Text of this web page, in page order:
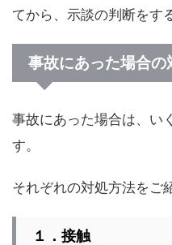
てから、示談の判断をす
事故にあった場合の
事故にあった場合は、い
す。
それぞれの対処方法をご
１．接触